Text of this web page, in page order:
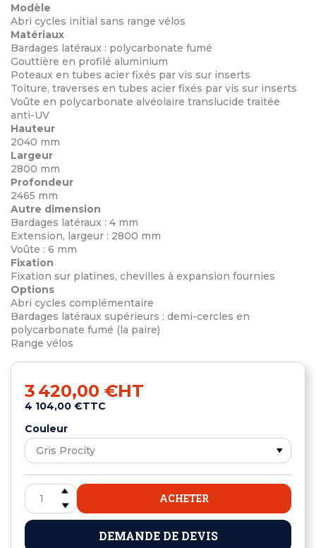
Modèle
Abri cycles initial sans range vélos
Matériaux
Bardages latéraux : polycarbonate fumé
Gouttière en profilé aluminium
Poteaux en tubes acier fixés par vis sur inserts
Toiture, traverses en tubes acier fixés par vis sur inserts
Voûte en polycarbonate alvéolaire translucide traitée
anti-UV
Hauteur
2040 mm
Largeur
2800 mm
Profondeur
2465 mm
Autre dimension
Bardages latéraux : 4 mm
Extension, largeur : 2800 mm
Voûte : 6 mm
Fixation
Fixation sur platines, chevilles à expansion fournies
Options
Abri cycles complémentaire
Bardages latéraux supérieurs : demi-cercles en
polycarbonate fumé (la paire)
Range vélos
3 420,00 €HT
4 104,00 €TTC
Couleur
ACHETER
DEMANDE DE DEVIS